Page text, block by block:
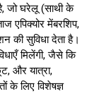
जो घरेलू (साथी के
एपिक्योर मेंबरशिप,
की सुविधा देता है।
मिलेंगी, जैसे कि
और यात्रा,
के लिए विशेषज्ञ